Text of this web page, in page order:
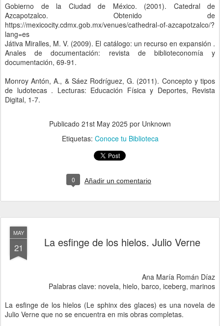
Gobierno de la Ciudad de México. (2001). Catedral de
Azcapotzalco. Obtenido de
https://mexicocity.cdmx.gob.mx/venues/cathedral-of-azcapotzalco/?
lang=es
Játiva Miralles, M. V. (2009). El catálogo: un recurso en expansión .
Anales de documentación: revista de biblioteconomía y
documentación, 69-91.
Monroy Antón, A., & Sáez Rodríguez, G. (2011). Concepto y tipos
de ludotecas . Lecturas: Educación Física y Deportes, Revista
Digital, 1-7.
Publicado 21st May 2025 por Unknown
Etiquetas: Conoce tu Biblioteca
0 Añadir un comentario
MAY
21 La esfinge de los hielos. Julio Verne
Ana María Román Díaz
Palabras clave: novela, hielo, barco, iceberg, marinos
La esfinge de los hielos (Le sphinx des glaces) es una novela de
Julio Verne que no se encuentra en mis obras completas.